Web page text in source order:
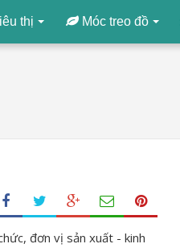
thị Móc treo đồ
đơn vị sản xuất - kinh